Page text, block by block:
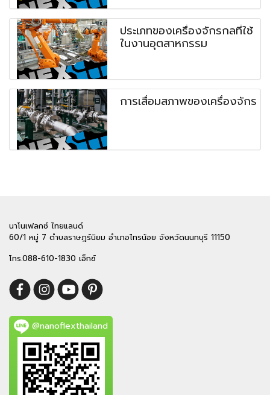
ประเภทของเครื่องจักรกลที่ใช้
ในงานอุตสาหกรรม
การเสื่อมสภาพของเครื่องจักร
นาโนเฟลกซ์ ไทยแลนด์
60/1 หมู่ 7 ตำบลราษฎร์นิยม อำเภอไทรน้อย จังหวัดนนทบุรี 11150
โทร.088-610-1830 เอ็กซ์
@nanoflexthailand